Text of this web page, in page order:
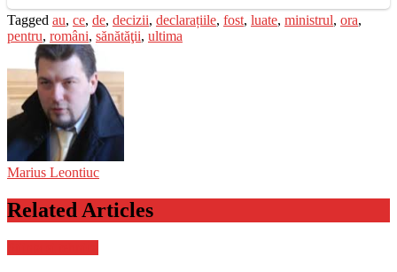
Tagged au, ce, de, decizii, declarațiile, fost, luate, ministrul, ora,
pentru, români, sănătăţii, ultima
Marius Leontiuc
Related Articles